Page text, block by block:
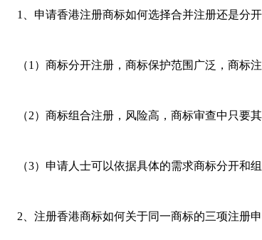
1、申请香港注册商标如何选择合并注册还是分开
（1）商标分开注册，商标保护范围广泛，商标
（2）商标组合注册，风险高，商标审查中只要
（3）申请人士可以依据具体的需求商标分开和
2、注册香港商标如何关于同一商标的三项注册